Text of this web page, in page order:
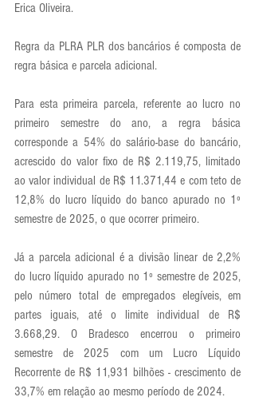
Erica Oliveira.
Regra da PLRA PLR dos bancários é composta de
regra básica e parcela adicional.
Para esta primeira parcela, referente ao lucro no
primeiro semestre do ano, a regra básica
corresponde a 54% do salário-base do bancário,
acrescido do valor fixo de R$ 2.119,75, limitado
ao valor individual de R$ 11.371,44 e com teto de
12,8% do lucro líquido do banco apurado no 1º
semestre de 2025, o que ocorrer primeiro.
Já a parcela adicional é a divisão linear de 2,2%
do lucro líquido apurado no 1º semestre de 2025,
pelo número total de empregados elegíveis, em
partes iguais, até o limite individual de R$
3.668,29. O Bradesco encerrou o primeiro
semestre de 2025 com um Lucro Líquido
Recorrente de R$ 11,931 bilhões - crescimento de
33,7% em relação ao mesmo período de 2024.